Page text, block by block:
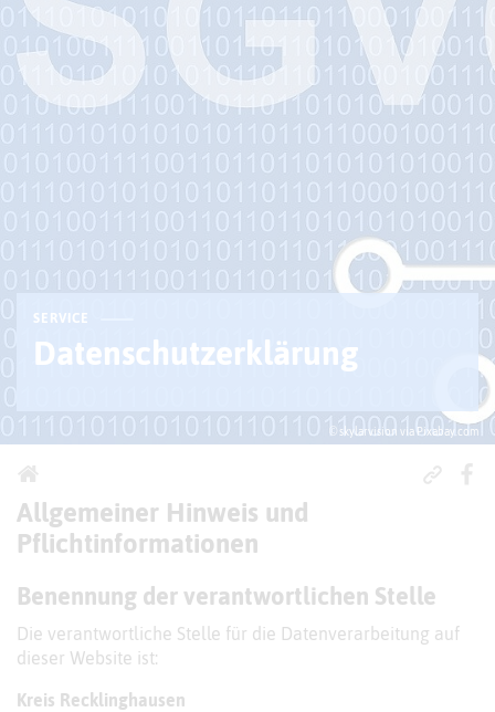
© skylarvision via Pixabay.com
SERVICE
Datenschutzerklärung
Allgemeiner Hinweis und
Pflichtinformationen
Benennung der verantwortlichen Stelle
Die verantwortliche Stelle für die Datenverarbeitung auf
dieser Website ist:
Kreis Recklinghausen